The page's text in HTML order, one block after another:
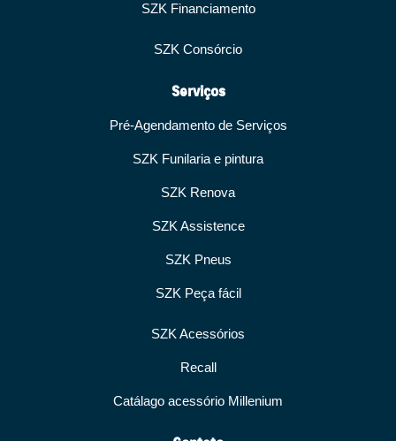
SZK Financiamento
SZK Consórcio
Serviços
Pré-Agendamento de Serviços
SZK Funilaria e pintura
SZK Renova
SZK Assistence
SZK Pneus
SZK Peça fácil
SZK Acessórios
Recall
Catálago acessório Millenium